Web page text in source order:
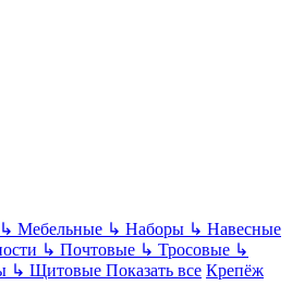
↳ Мебельные ↳ Наборы ↳ Навесные
↳ Почтовые ↳ Тросовые ↳
↳ Щитовые Показать все Крепёж